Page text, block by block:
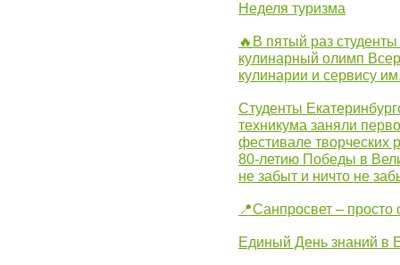
Неделя туризма
🔥В пятый раз
кулинарный олимп
кулинарии и сервису
Студенты
техникума заняли
фестивале
80-летию Победы в
не забыт и ничто не
📍Санпросвет –
Единый День знаний в